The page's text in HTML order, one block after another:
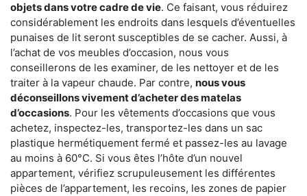
objets dans votre cadre de vie. Ce faisant, vous réduirez
considérablement les endroits dans lesquels d’éventuelles
punaises de lit seront susceptibles de se cacher. Aussi, à
l’achat de vos meubles d’occasion, nous vous
conseillerons de les examiner, de les nettoyer et de les
traiter à la vapeur chaude. Par contre, nous vous
déconseillons vivement d’acheter des matelas
d’occasions. Pour les vêtements d’occasions que vous
achetez, inspectez-les, transportez-les dans un sac
plastique hermétiquement fermé et passez-les au lavage
au moins à 60°C. Si vous êtes l’hôte d’un nouvel
appartement, vérifiez scrupuleusement les différentes
pièces de l’appartement, les recoins, les zones de papier